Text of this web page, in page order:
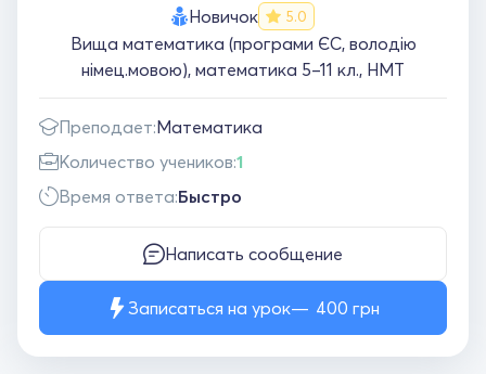
Новичок 5.0
Вища математика (програми ЄС, володію
німец.мовою), математика 5–11 кл., НМТ
Преподает:Математика
Количество учеников:1
Время ответа:Быстро
Написать сообщение
Записаться на урок 400 грн